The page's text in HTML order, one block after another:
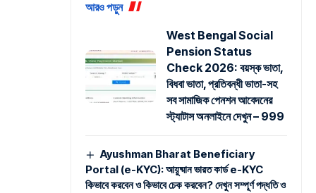
আরও পড়ুন
West Bengal Social
Pension Status
Check 2026: বয়স্ক ভাতা,
বিধবা ভাতা, প্রতিবন্ধী ভাতা-সহ
সব সামাজিক পেনশন আবেদনের
স্ট্যাটাস অনলাইনে দেখুন – 999
Ayushman Bharat Beneficiary
Portal (e-KYC): আয়ুষ্মান ভারত কার্ড e-KYC
কিভাবে করবেন ও কিভাবে চেক করবেন? দেখুন সম্পূর্ণ পদ্ধতি ও